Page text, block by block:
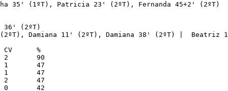
(1ºT), Patricia 23' (2ºT), Fernanda 45+2' (2ºT)
(2ºT)
Damiana 11' (2ºT), Damiana 38' (2ºT) |  Beatriz